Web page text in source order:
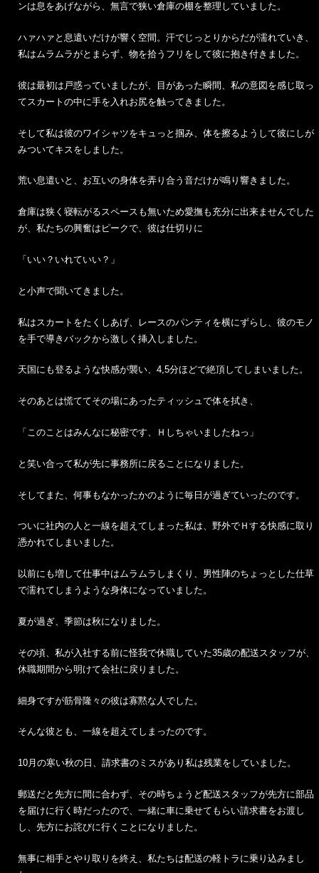
ンは息をあげながら、無言で狭い倉庫の棚を整理していました。
ハァハァと息遣いだけが響く空間。汗でじっとりからだが濡れていき、
私はムラムラがとまらず、物を拾うフリをして彼に抱き付きました。
彼は最初は戸惑っていましたが、目があった瞬間、私の意図を感じ取っ
てスカートの中に手を入れお尻を触ってきました。
そして私は彼のワイシャツをキュっと掴み、体を擦るようして彼にしが
みついてキスをしました。
荒い息遣いと、お互いの身体を弄り合う音だけが鳴り響きました。
倉庫は狭く寝転がるスペースも無いため愛撫も充分に出来ませんでした
が、私たちの興奮はピークで、彼は仕切りに
「いい？いれていい？」
と小声で聞いてきました。
私はスカートをたくしあげ、レースのパンティを横にずらし、彼のモノ
を手で導きバックから激しく挿入しました。
天国にも登るような快感が襲い、4,5分ほどで絶頂してしまいました。
そのあとは慌ててその場にあったティッシュで体を拭き、
「このことはみんなに秘密です、Ｈしちゃいましたねっ」
と笑い合って私が先に事務所に戻ることになりました。
そしてまた、何事もなかったかのように毎日が過ぎていったのです。
ついに社内の人と一線を超えてしまった私は、野外でＨする快感に取り
憑かれてしまいました。
以前にも増して仕事中はムラムラしまくり、男性陣のちょっとした仕草
で濡れてしまうような身体になっていました。
夏が過ぎ、季節は秋になりました。
その頃、私が入社する前に怪我で休職していた35歳の配送スタッフが、
休職期間から明けて会社に戻りました。
細身ですが筋骨隆々の彼は寡黙な人でした。
そんな彼とも、一線を超えてしまったのです。
10月の寒い秋の日、請求書のミスがあり私は残業をしていました。
郵送だと先方に間に合わず、その時ちょうど配送スタッフが先方に部品
を届けに行く時だったので、一緒に車に乗せてもらい請求書をお渡し
し、先方にお詫びに行くことになりました。
無事に相手とやり取りを終え、私たちは配送の軽トラに乗り込みまし